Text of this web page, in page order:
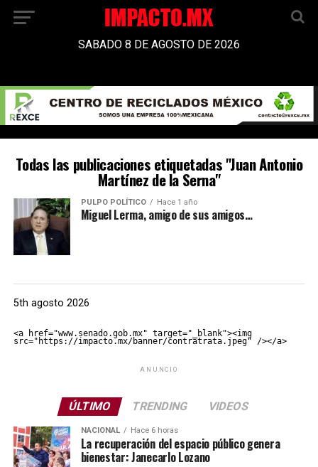
SABADO 8 DE AGOSTO DE 2026
Todas las publicaciones etiquetadas "Juan Antonio
Martínez de la Serna"
PULPO POLÍTICO Hace 1 año
Miguel Lerma, amigo de sus amigos…
5th agosto 2026
<a href="www.senado.gob.mx" target="_blank"><img
src="https://impacto.mx/banner/contratrata.jpeg" /></a>
ANUNCIO
ÚLTIMO TRENDING VIDEOS
NACIONAL Hace 6 horas
La recuperación del espacio público genera
bienestar: Janecarlo Lozano